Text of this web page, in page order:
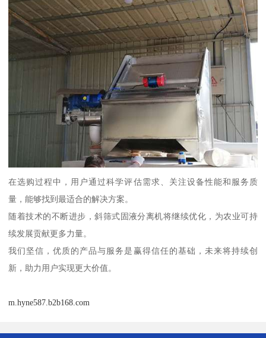
在选购过程中，用户通过科学评估需求、关注设备性能和服务质
量，能够找到最适合的解决方案。
随着技术的不断进步，斜筛式固液分离机将继续优化，为农业可持
续发展贡献更多力量。
我们坚信，优质的产品与服务是赢得信任的基础，未来将持续创
新，助力用户实现更大价值。
m.hyne587.b2b168.com